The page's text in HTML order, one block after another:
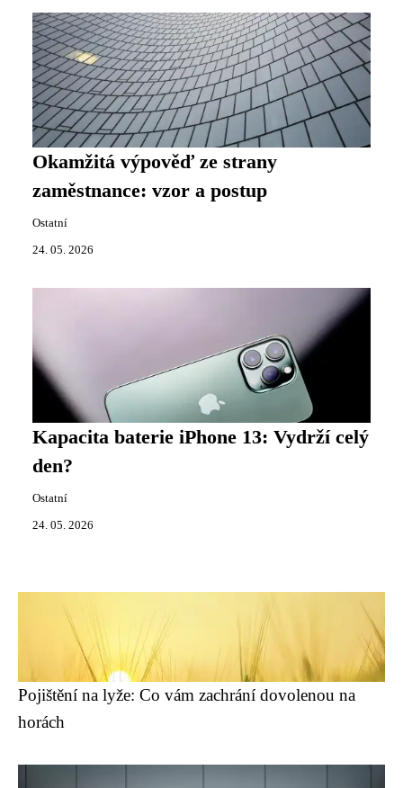
Okamžitá výpověď ze strany
zaměstnance: vzor a postup
Ostatní
24. 05. 2026
Kapacita baterie iPhone 13: Vydrží celý
den?
Ostatní
24. 05. 2026
Pojištění na lyže: Co vám zachrání dovolenou na
horách